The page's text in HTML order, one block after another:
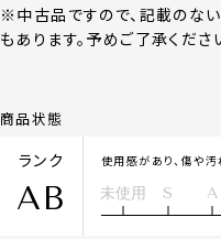
※中古品ですので、記載のな
もあります。予めご了承くださ
商品状態
ランク
AB
使用感があり、傷や
未使用 S A